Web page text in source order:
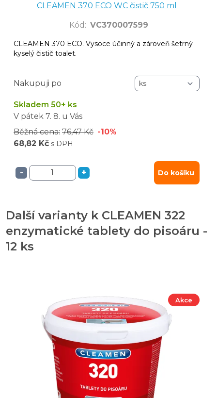
CLEAMEN 370 ECO WC čistič 750 ml
Kód : VC370007599
CLEAMEN 370 ECO. Vysoce účinný a zároveň šetrný
kyselý čistič toalet.
Nakupuji po
Skladem 50+ ks
V pátek 7. 8. u Vás
Běžná cena: 76,47 Kč -10%
68,82 Kč s DPH
- + Do košíku
Další varianty k CLEAMEN 322
enzymatické tablety do pisoáru -
12 ks
Akce